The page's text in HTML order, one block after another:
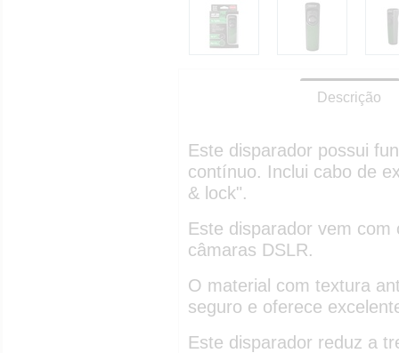
Descrição
Este disparador possui
contínuo. Inclui cabo de
& lock".
Este disparador vem
câmaras DSLR.
O material com textura
seguro e oferece
Este disparador reduz a